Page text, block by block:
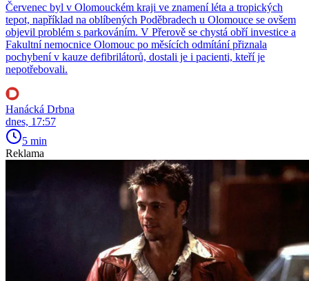
Červenec byl v Olomouckém kraji ve znamení léta a tropických
tepot, například na oblíbených Poděbradech u Olomouce se ovšem
objevil problém s parkováním. V Přerově se chystá obří investice a
Fakultní nemocnice Olomouc po měsících odmítání přiznala
pochybení v kauze defibrilátorů, dostali je i pacienti, kteří je
nepotřebovali.
Hanácká Drbna
dnes, 17:57
5 min
Reklama